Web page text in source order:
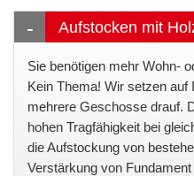
Aufstocken mit
Sie benötigen mehr Wohn-
Kein Thema! Wir setzen auf
mehrere Geschosse drauf.
hohen Tragfähigkeit bei
die Aufstockung von
Verstärkung von